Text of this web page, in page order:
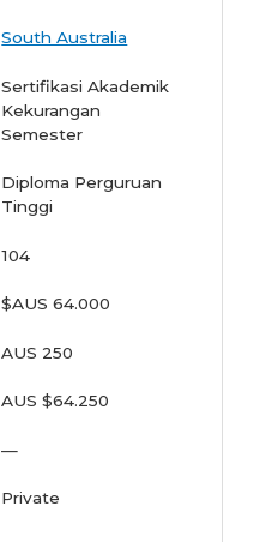
South Australia
Sertifikasi Akademik
Kekurangan
Semester
Diploma Perguruan
Tinggi
104
$AUS 64.000
AUS 250
AUS $64.250
—
Private